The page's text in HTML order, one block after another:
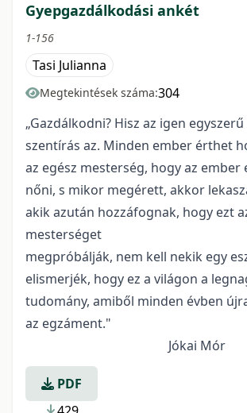
Gyepgazdálkodási ankét
1-156
Tasi Julianna
Megtekintések száma:304
„Gazdálkodni? Hisz az igen
szentírás az. Minden ember érthet
az egész mesterség, hogy az ember
nőni, s mikor megérett, akkor
akik azután hozzáfognak, hogy ezt
mesterséget
megpróbálják, nem kell nekik egy
elismerjék, hogy ez a világon a
tudomány, amiből minden évben
az egzáment."
Jókai Mór
PDF